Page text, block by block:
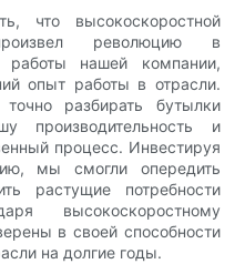
что высокоскоростной
революцию в
работы нашей компании,
опыт работы в отрасли.
разбирать бутылки
производительность и
процесс. Инвестируя
мы смогли опередить
растущие потребности
высокоскоростному
в своей способности
на долгие годы.